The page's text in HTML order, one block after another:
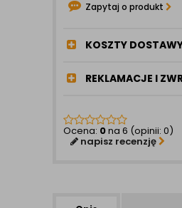
Zapytaj o produkt
KOSZTY
REKLAMACJE I
Ocena: 0na 6 (opinii: 0)
napisz recenzję